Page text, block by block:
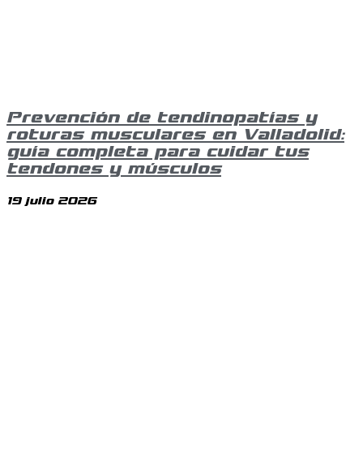
Prevención de tendinopatías y
roturas musculares en Valladolid:
guía completa para cuidar tus
tendones y músculos
19 julio 2026